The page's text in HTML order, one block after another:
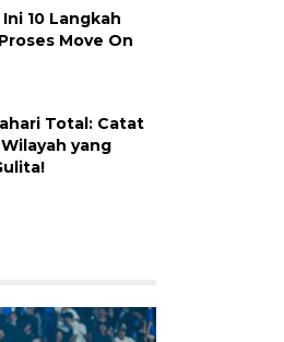
10 Langkah
Move On
Total: Catat
yang